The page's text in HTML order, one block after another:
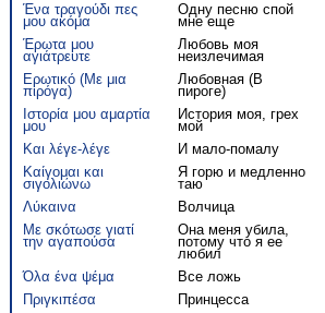
Ένα τραγούδι πες
μου ακόμα
Одну песню спой
мне еще
Έρωτα μου
αγιάτρευτε
Любовь моя
неизлечимая
Ερωτικό (Με μια
πιρόγα)
Любовная (В
пироге)
Ιστορία μου αμαρτία
μου
История моя, грех
мой
Και λέγε-λέγε И мало-помалу
Καίγομαι και
σιγολιώνω
Я горю и медленно
таю
Λύκαινα
Волчица
Με σκότωσε γιατί
την αγαπούσα
Она меня убила,
потому что я ее
любил
Όλα ένα ψέμα Все ложь
Πριγκιπέσα
Принцесса